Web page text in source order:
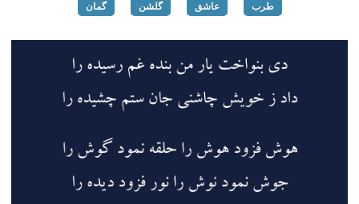
طرب عاشق گلشن گمان